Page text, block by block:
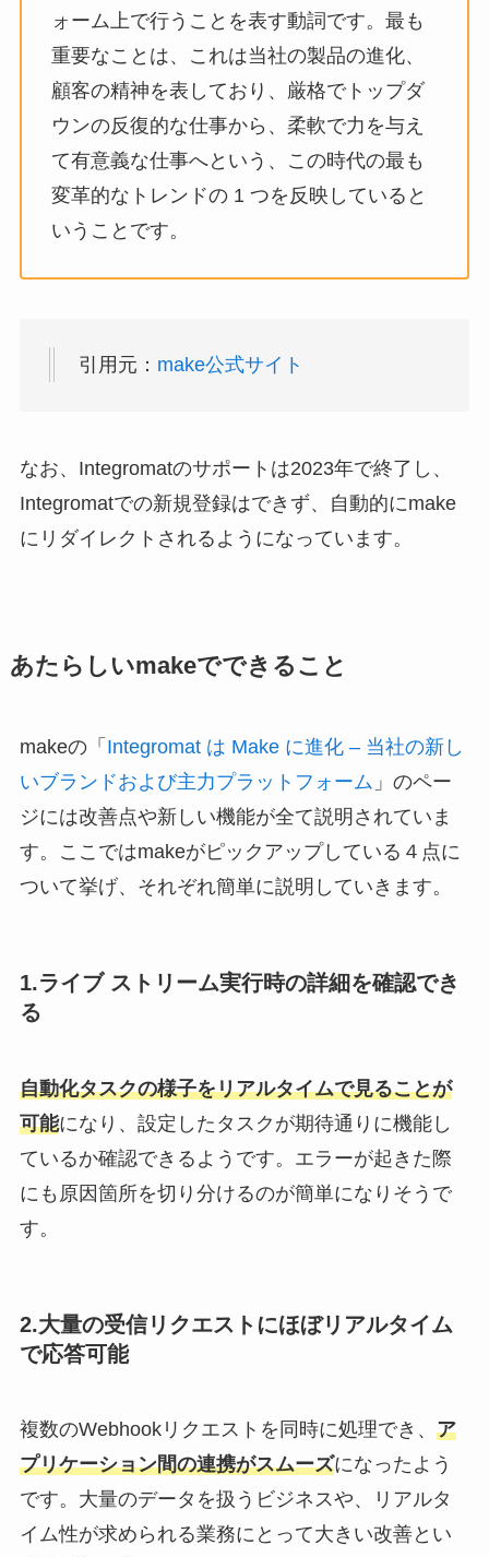
ォーム上で行うことを表す動詞です。最も
重要なことは、これは当社の製品の進化、
顧客の精神を表しており、厳格でトップダ
ウンの反復的な仕事から、柔軟で力を与え
て有意義な仕事へという、この時代の最も
変革的なトレンドの 1 つを反映していると
いうことです。
引用元： make公式サイト
なお、Integromatのサポートは2023年で終了し、
Integromatでの新規登録はできず、自動的にmake
にリダイレクトされるようになっています。
あたらしいmakeでできること
makeの「 Integromat は Make に進化 – 当社の新し
いブランドおよび主力プラットフォーム 」のペー
ジには改善点や新しい機能が全て説明されていま
す。ここではmakeがピックアップしている４点に
ついて挙げ、それぞれ簡単に説明していきます。
1.ライブ ストリーム実行時の詳細を確認でき
る
自動化タスクの様子をリアルタイムで見ることが
可能になり、設定したタスクが期待通りに機能し
ているか確認できるようです。エラーが起きた際
にも原因箇所を切り分けるのが簡単になりそうで
す。
2.大量の受信リクエストにほぼリアルタイム
で応答可能
複数のWebhookリクエストを同時に処理でき、 ア
プリケーション間の連携がスムーズになったよう
です。大量のデータを扱うビジネスや、リアルタ
イム性が求められる業務にとって大きい改善とい